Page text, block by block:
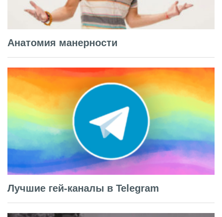
Анатомия манерности
Лучшие гей-каналы в Telegram